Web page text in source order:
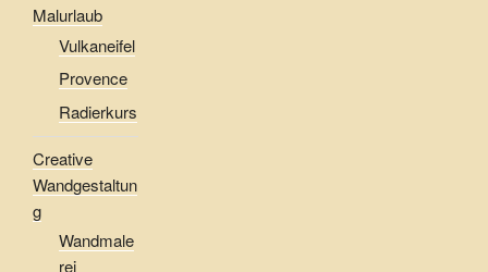
Malurlaub
Vulkaneifel
Provence
Radierkurs
Creative
Wandgestaltun
g
Wandmale
rei